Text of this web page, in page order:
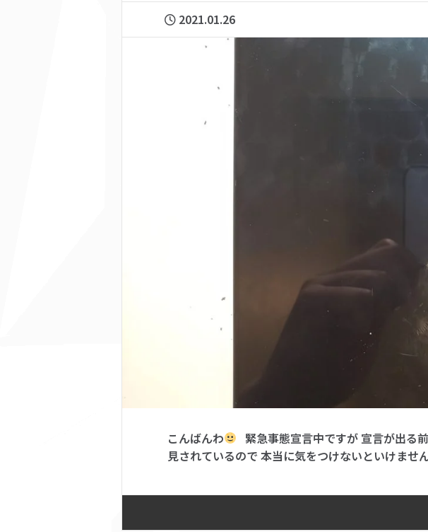
2021.01.26
こんばんわ 緊急事態宣言中ですが 宣言が出る
見されているので 本当に気をつけないといけま